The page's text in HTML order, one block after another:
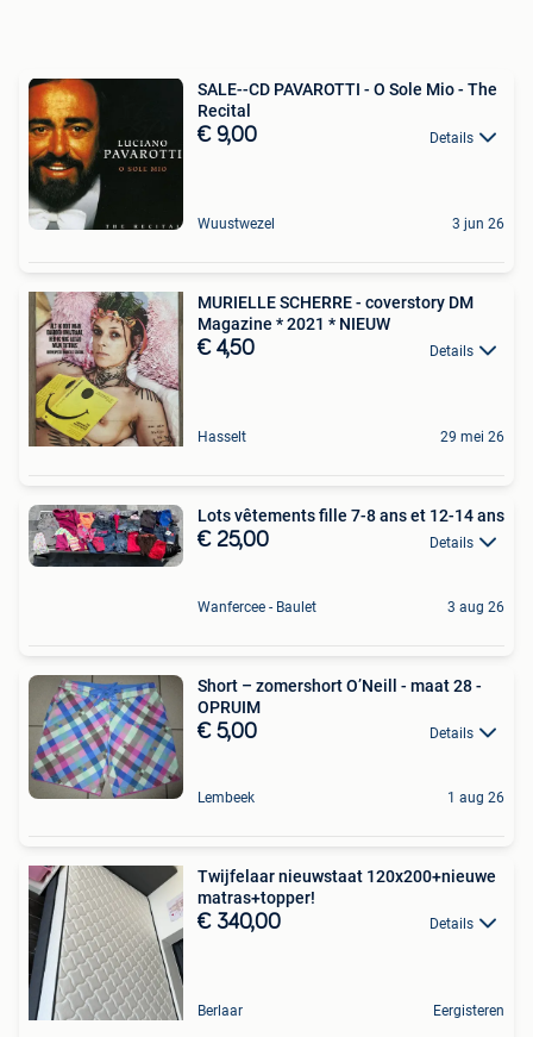
SALE--CD PAVAROTTI - O Sole Mio - The
Recital
€ 9,00 Details
Wuustwezel 3 jun 26
MURIELLE SCHERRE - coverstory DM
Magazine * 2021 * NIEUW
€ 4,50 Details
Hasselt 29 mei 26
Lots vêtements fille 7-8 ans et 12-14 ans
€ 25,00 Details
Wanfercee - Baulet 3 aug 26
Short – zomershort O’Neill - maat 28 -
OPRUIM
€ 5,00 Details
Lembeek 1 aug 26
Twijfelaar nieuwstaat 120x200+nieuwe
matras+topper!
€ 340,00 Details
Berlaar Eergisteren